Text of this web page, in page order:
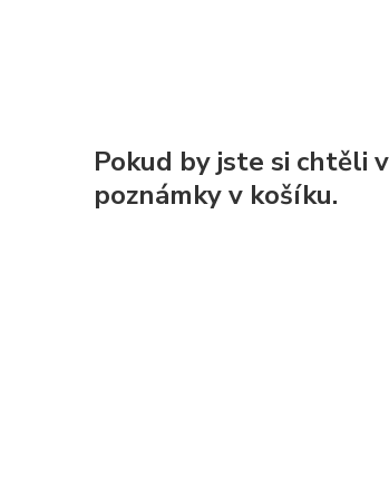
Pokud by jste si chtěli
poznámky v košíku.